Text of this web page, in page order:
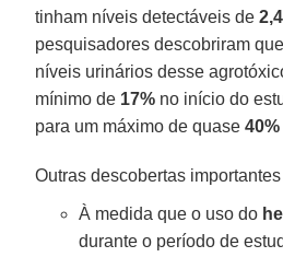
tinham níveis detectáveis de
pesquisadores descobriram
níveis urinários desse
mínimo de 17% no início do
para um máximo de quase40%
Outras descobertas
À medida que o uso do
durante o período de